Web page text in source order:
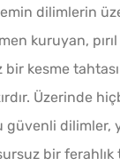
dilimlerin
kuruyan, pırıl
bir kesme
Üzerinde
güvenli dilimler,
bir ferahlık